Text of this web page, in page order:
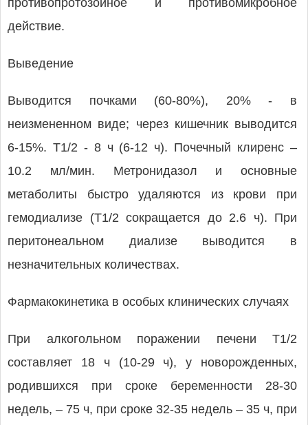
противопротозойное и противомикробное
действие.
Выведение
Выводится почками (60-80%), 20% - в
неизмененном виде; через кишечник выводится
6-15%. T1/2 - 8 ч (6-12 ч). Почечный клиренс –
10.2 мл/мин. Метронидазол и основные
метаболиты быстро удаляются из крови при
гемодиализе (T1/2 сокращается до 2.6 ч). При
перитонеальном диализе выводится в
незначительных количествах.
Фармакокинетика в особых клинических случаях
При алкогольном поражении печени T1/2
составляет 18 ч (10-29 ч), у новорожденных,
родившихся при сроке беременности 28-30
недель, – 75 ч, при сроке 32-35 недель – 35 ч, при